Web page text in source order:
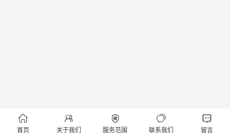

首页

关于我们

服务范围

联系我们

留言